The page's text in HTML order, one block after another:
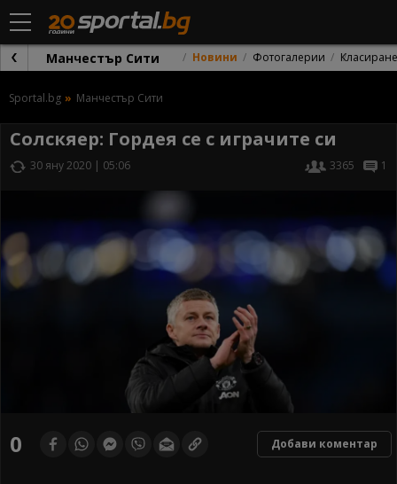
Манчестър Сити Новини Фотогалерии Класиране
Sportal.bg Манчестър Сити
Солскяер: Гордея се с играчите си
30 яну 2020 | 05:06 3365 1
0 Добави коментар